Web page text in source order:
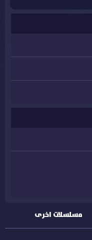
مسلسلات اخرى